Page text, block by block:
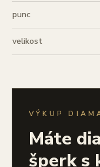
punc
velikost
VÝKUP
Máte
šperk s